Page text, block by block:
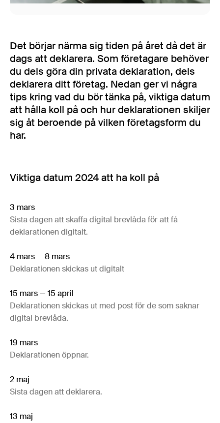
Det börjar närma sig tiden på året då det är
dags att deklarera. Som företagare behöver
du dels göra din privata deklaration, dels
deklarera ditt företag. Nedan ger vi några
tips kring vad du bör tänka på, viktiga datum
att hålla koll på och hur deklarationen skiljer
sig åt beroende på vilken företagsform du
har.
Viktiga datum 2024 att ha koll på
3 mars
Sista dagen att skaffa digital brevlåda för att få
deklarationen digitalt.
4 mars — 8 mars
Deklarationen skickas ut digitalt
15 mars — 15 april
Deklarationen skickas ut med post för de som saknar
digital brevlåda.
19 mars
Deklarationen öppnar.
2 maj
Sista dagen att deklarera.
13 maj